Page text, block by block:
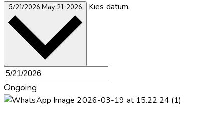
5/21/2026 May 21, 2026 Kies datum.
Ongoing